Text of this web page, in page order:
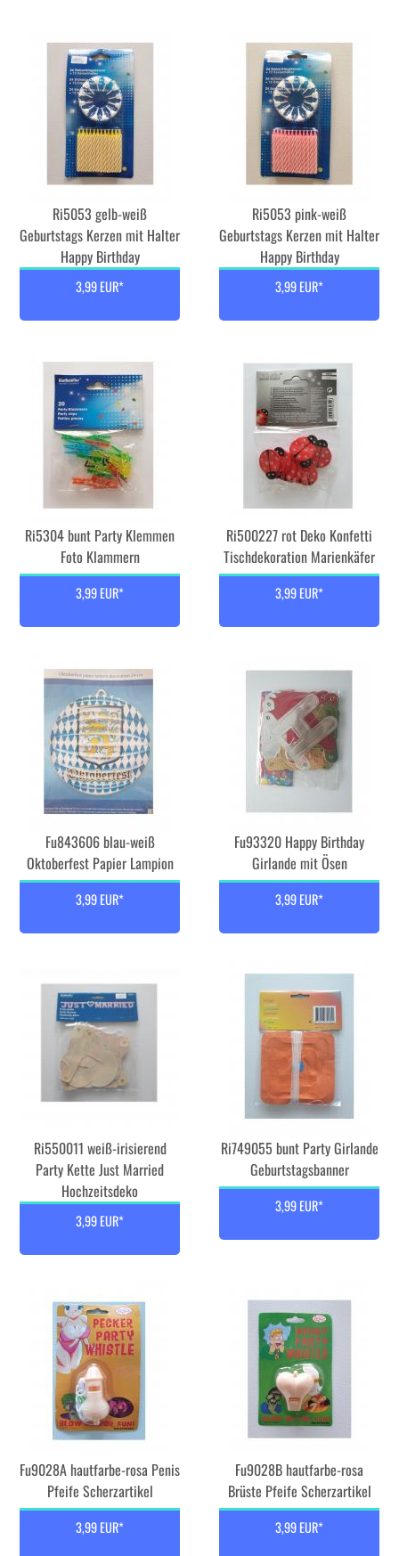
Ri5053 gelb-weiß
Geburtstags Kerzen mit Halter
Happy Birthday
3,99 EUR*
Ri5053 pink-weiß
Geburtstags Kerzen mit Halter
Happy Birthday
3,99 EUR*
Ri5304 bunt Party Klemmen
Foto Klammern
3,99 EUR*
Ri500227 rot Deko Konfetti
Tischdekoration Marienkäfer
3,99 EUR*
Fu843606 blau-weiß
Oktoberfest Papier Lampion
3,99 EUR*
Fu93320 Happy Birthday
Girlande mit Ösen
3,99 EUR*
Ri550011 weiß-irisierend
Party Kette Just Married
Hochzeitsdeko
3,99 EUR*
Ri749055 bunt Party Girlande
Geburtstagsbanner
3,99 EUR*
Fu9028A hautfarbe-rosa Penis
Pfeife Scherzartikel
3,99 EUR*
Fu9028B hautfarbe-rosa
Brüste Pfeife Scherzartikel
3,99 EUR*